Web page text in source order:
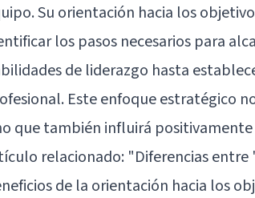
Su orientación hacia los
los pasos necesarios para
de liderazgo hasta
Este enfoque estratégico
que también influirá
relacionado: "Diferencias
de la orientación hacia los